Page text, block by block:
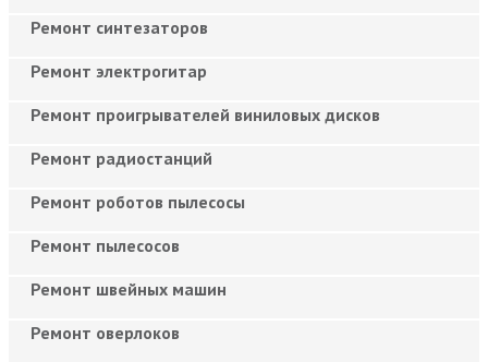
Ремонт синтезаторов
Ремонт электрогитар
Ремонт проигрывателей виниловых дисков
Ремонт радиостанций
Ремонт роботов пылесосы
Ремонт пылесосов
Ремонт швейных машин
Ремонт оверлоков